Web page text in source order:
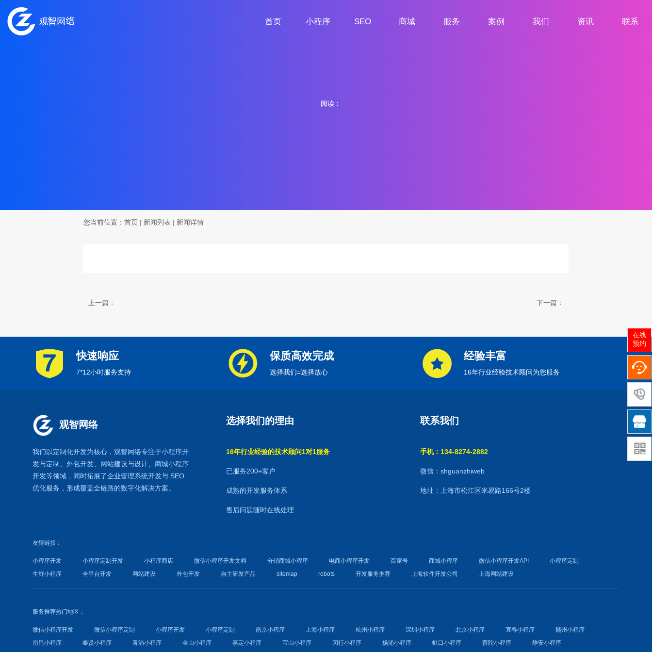
首页
小程序
SEO
商城
服务
案例
我们
资讯
联系
阅读：
您当前位置： 首页 | 新闻列表 | 新闻详情
上一篇： 下一篇：
快速响应
7*12小时服务支持
保质高效完成
选择我们=选择放心
经验丰富
16年行业经验技术顾问为您服务
观智网络
我们以定制化开发为核心，观智网络专注于小程序开
发与定制、外包开发、 网站建设与设计、商城小程序
开发等领域，同时拓展了企业管理系统开发与 SEO
优化服务，形成覆盖全链路的数字化解决方案。
选择我们的理由
16年行业经验的技术顾问1对1服务
已服务200+客户
成熟的开发服务体系
售后问题随时在线处理
联系我们
手机：134-8274-2882
微信：shguanzhiweb
地址：上海市松江区米易路166号2楼
友情链接：
小程序开发 小程序定制开发 小程序商店 微信小程序开发文档 分销商城小程序 电商小程序开发 百家号 商城小程序 微信小程序开发API
小程序定制
生鲜小程序
全平台开发 网站建设 外包开发 自主研发产品 sitemap robots 开发服务推荐 上海软件开发公司 上海网站建设
服务推荐热门地区：
微信小程序开发 微信小程序定制 小程序开发 小程序定制 南京小程序 上海小程序 杭州小程序 深圳小程序 北京小程序 宜春小程序
赣州小程序
南昌小程序
奉贤小程序 青浦小程序 金山小程序 嘉定小程序 宝山小程序 闵行小程序 杨浦小程序 虹口小程序 普陀小程序 静安小程序
在线
预约
